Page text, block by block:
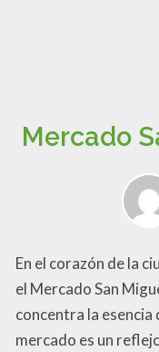
Mercado
En el corazón de la
el Mercado San
concentra la esencia
mercado es un